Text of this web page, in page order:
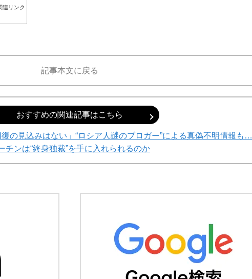
連リンク
記事本文に戻る
おすすめの関連記事はこちら
復の見込みはない」“ロシア人謎のブロガー”による真偽不明情報も…
チンは“終身独裁”を手に入れられるのか